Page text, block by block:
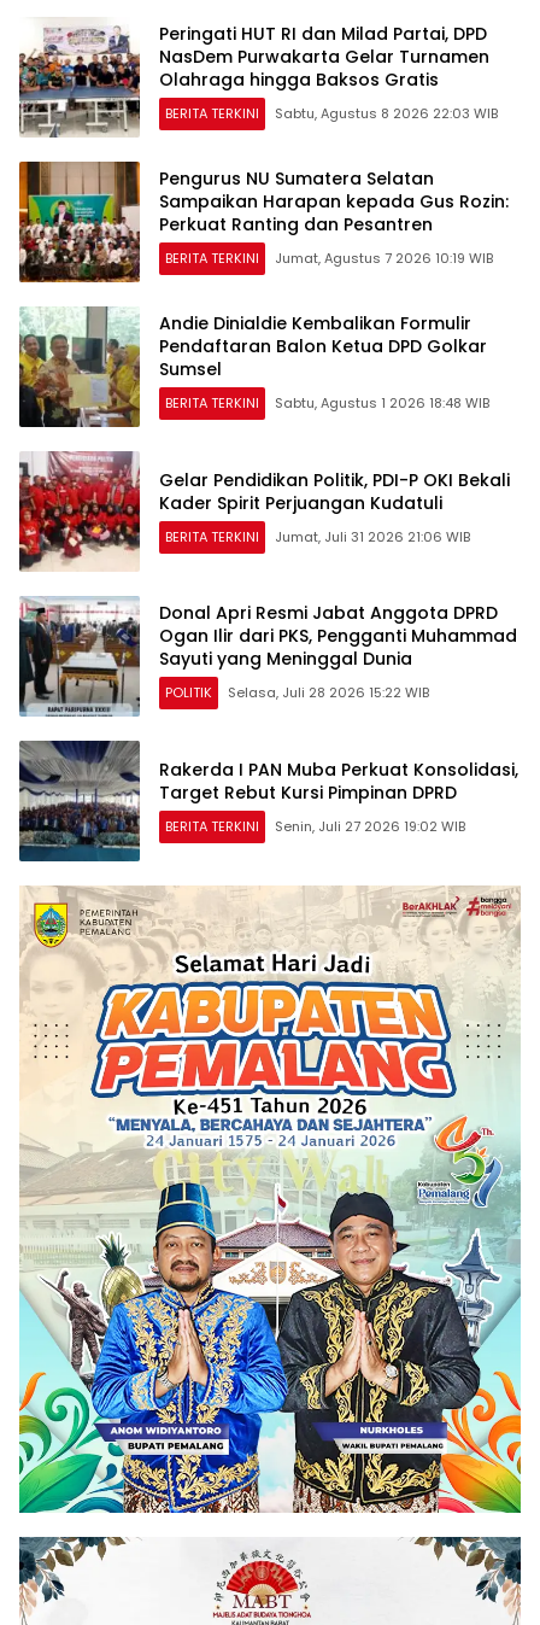
Peringati HUT RI dan Milad Partai, DPD
NasDem Purwakarta Gelar Turnamen
Olahraga hingga Baksos Gratis
BERITA TERKINI Sabtu, Agustus 8 2026 22:03 WIB
Pengurus NU Sumatera Selatan
Sampaikan Harapan kepada Gus Rozin:
Perkuat Ranting dan Pesantren
BERITA TERKINI Jumat, Agustus 7 2026 10:19 WIB
Andie Dinialdie Kembalikan Formulir
Pendaftaran Balon Ketua DPD Golkar
Sumsel
BERITA TERKINI Sabtu, Agustus 1 2026 18:48 WIB
Gelar Pendidikan Politik, PDI-P OKI Bekali
Kader Spirit Perjuangan Kudatuli
BERITA TERKINI Jumat, Juli 31 2026 21:06 WIB
Donal Apri Resmi Jabat Anggota DPRD
Ogan Ilir dari PKS, Pengganti Muhammad
Sayuti yang Meninggal Dunia
POLITIK Selasa, Juli 28 2026 15:22 WIB
Rakerda I PAN Muba Perkuat Konsolidasi,
Target Rebut Kursi Pimpinan DPRD
BERITA TERKINI Senin, Juli 27 2026 19:02 WIB